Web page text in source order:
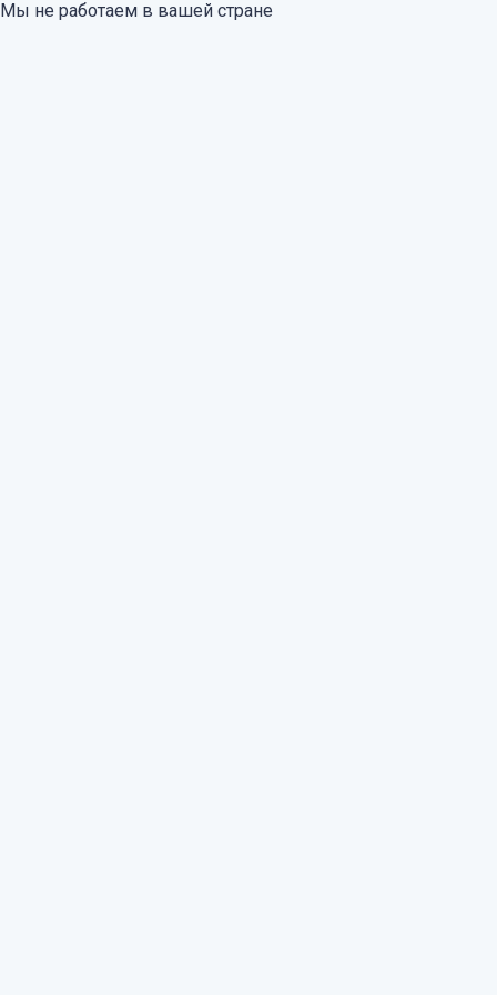
Мы не работаем в вашей стране